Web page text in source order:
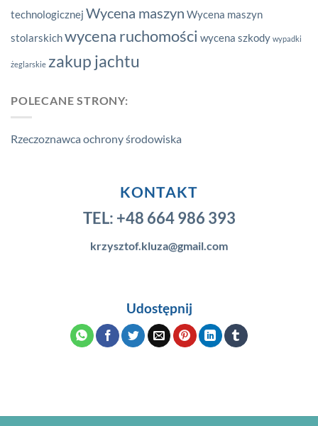
technologicznej Wycena maszyn Wycena maszyn
stolarskichwycena ruchomości wycena szkody wypadki
żeglarskie zakup jachtu
POLECANE STRONY:
Rzeczoznawca ochrony środowiska
KONTAKT
TEL: +48 664 986 393
krzysztof.kluza@gmail.com
Udostępnij